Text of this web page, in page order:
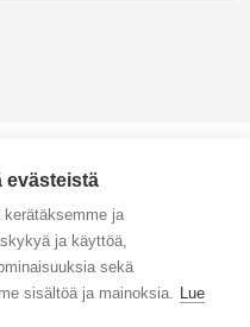
evästeistä
ja
ja käyttöä,
sekä
sisältöä ja mainoksia. Lue